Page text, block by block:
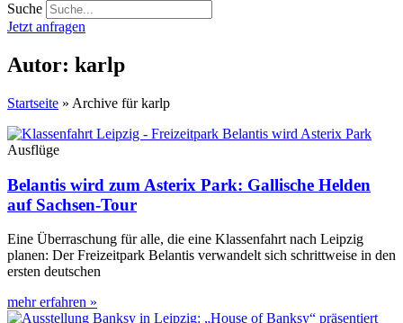
Suche
Jetzt anfragen
Autor: karlp
Startseite » Archive für karlp
Ausflüge
Belantis wird zum Asterix Park: Gallische Helden
auf Sachsen-Tour
Eine Überraschung für alle, die eine Klassenfahrt nach Leipzig
planen: Der Freizeitpark Belantis verwandelt sich schrittweise in den
ersten deutschen
mehr erfahren »